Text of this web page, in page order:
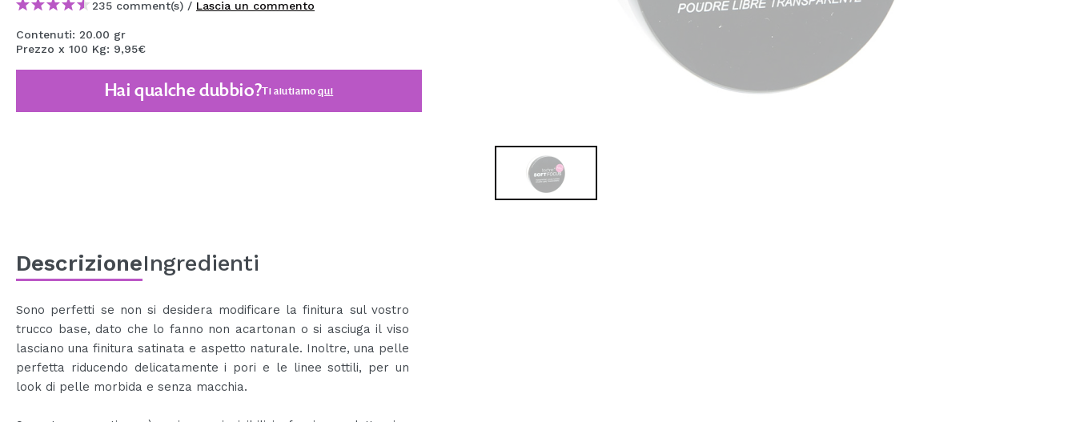
KOREA ZONE
TRAVEL SIZE
NATURE
PROSSIMAMENTE
CREARE UN ACCOUNT
235 comment(s) / Lascia un commento
Contenuti: 20.00 gr
Prezzo x 100 Kg: 9,95€
Hai qualche dubbio?Ti aiutiamoqui
DescrizioneIngredienti
Sono perfetti se non si desidera modificare la finitura sul vostro
trucco base, dato che lo fanno non acartonan o si asciuga il viso
lasciano una finitura satinata e aspetto naturale. Inoltre, una pelle
perfetta riducendo delicatamente i pori e le linee sottili, per un
look di pelle morbida e senza macchia.